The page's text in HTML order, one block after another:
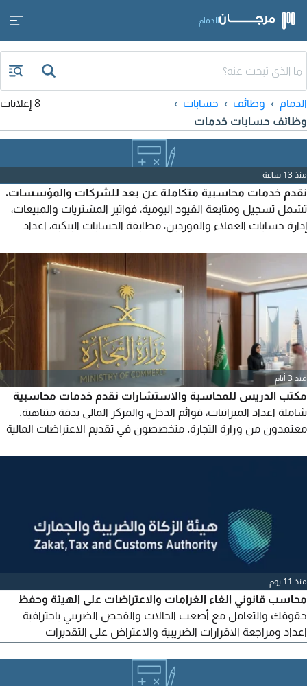
الدمام
الدمام وظائف
حسابات
وظائف حسابات خدمات
8 إعلانات
منذ 13 ساعة
نقدم خدمات محاسبية متكاملة عن بعد للشركات والمؤسسات،
تشمل تسجيل ومتابعة القيود اليومية، فواتير المشتريات والمبيعات،
إدارة حسابات العملاء والموردين، مطابقة الحسابات البنكية، اعداد
التقارير الشهرية، تقديم اقرارات ضريبة القيمة المضافة، واعداد القوائم
المالية خدمات احترافية بتكلفة تنافسية. للتواصل واتساب أو اتصال
منذ 3 أيام
مكتب الدريس للمحاسبة والاستشارات نقدم خدمات محاسبية
شاملة اعداد الميزانيات، قوائم الدخل، والمركز المالي بدقة متناهية.
معتمدون من وزارة التجارة. متخصصون في تقديم الاعتراضات المالية
وحل المشكلات المعقدة. عرض خاص تدقيق مالي مجاني لمدة 3
شهور عند التعاقد. مقرنا الرياض. للتواصل ادخل رقمك هنا مكتب
منذ 11 يوم
محاسب قانوني الغاء الغرامات والاعتراضات على الهيئة وحفظ
حقوقك والتعامل مع أصعب الحالات والفحص الضريبي باحترافية
اعداد ومراجعة الاقرارات الضريبية والاعتراض على التقديرات
والغرامات متابعة الدعاوي والنزاعات الضريبية لدى اللجان حتى المحاكم
الضريبية - وتقليل الغرامات - الاعتراضات علي هيئة الزكاة والدخل -
للاستفادة وضمان حقوقك احفظ حقوقك وحقوق منشأتك - خبرة -